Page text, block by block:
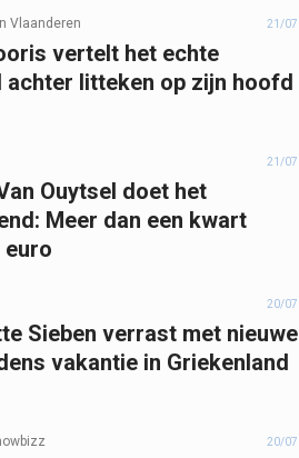
Vlaanderen 21/07
vertelt het echte
achter litteken op zijn hoofd
21/07
Ouytsel doet het
Meer dan een kwart
euro
20/07
Sieben verrast met nieuwe
vakantie in Griekenland
20/07